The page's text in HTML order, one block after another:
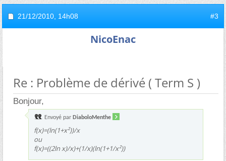
21/12/2010, 14h08 #3
NicoEnac
Re : Problème de dérivé ( Term S )
Bonjour,
Envoyé par DiaboloMenthe
f(x)=(ln(1+x²))/x
ou
f(x)=((2ln x)/x)+(1/x)(ln(1+1/x²))